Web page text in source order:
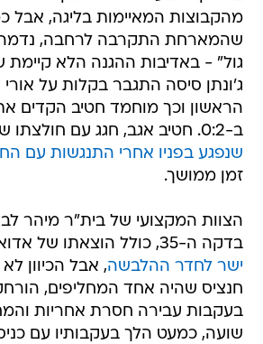
מהקבוצות המאיימות בליגה, אבל
שהמארחת התקרבה לרחבה, נדמה
גול" - באדיבות ההגנה הלא קיימת
ג'ונתן סיסה התגבר בקלות על אורי
הראשון וכך מוחמד חטיב הקדים
ב-0:2. חטיב אגב, חגג עם חולצתו של קלמן שטורם,
שנפגע בפניו אחרי התנגשות עם
זמן ממושך.
הצוות המקצועי של בית"ר מיהר
בדקה ה-35, כולל הוצאתו של אדוארדו גררו
ישר לחדר ההלבשה, אבל הכיוון
בעקבות עבירה חסרת אחריות
שועה, כמעט הלך בעקבותיו עם